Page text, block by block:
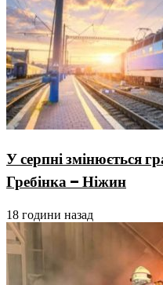
У серпні змінюється
Гребінка – Ніжин
18 години назад